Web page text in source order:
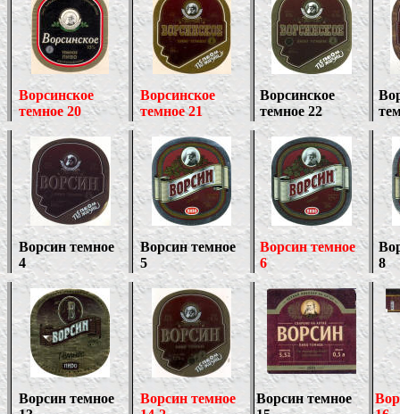
Ворсинское
темное 20
Ворсинское
темное 21
Ворсинское
темное 22
Ворсин темное
4
Ворсин темное
5
Ворсин темное
6
8
Ворсин темное
Ворсин темное
Ворсин темное